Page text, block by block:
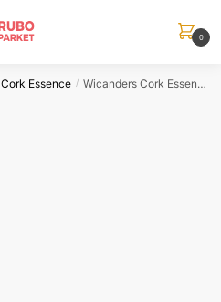
0
Cork Essence / Wicanders Cork Essence Linn Moon